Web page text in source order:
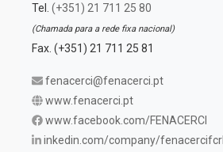
Tel. (+351) 21 711 25 80
(Chamada para a rede fixa nacional)
Fax. (+351) 21 711 25 81
fenacerci@fenacerci.pt
www.fenacerci.pt
www.facebook.com/FENACERCI
inkedin.com/company/fenacercifcrl